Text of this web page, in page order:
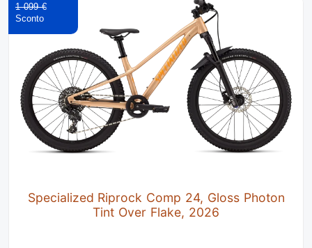
Specialized Riprock Comp 24, Gloss Photon
Tint Over Flake, 2026
1 099 €